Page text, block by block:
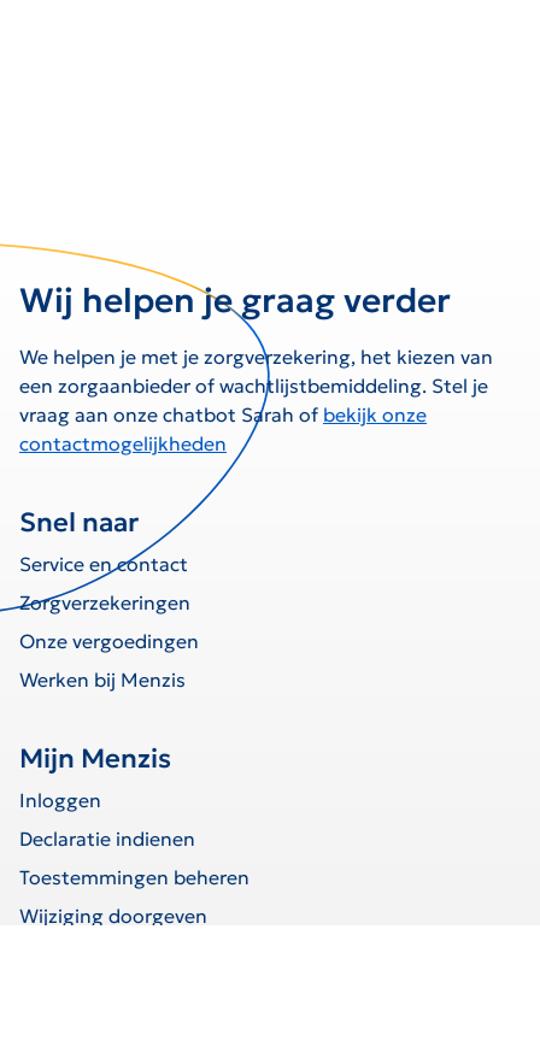
Wij helpen je graag verder
We helpen je met je zorgverzekering, het kiezen van
een zorgaanbieder of wachtlijstbemiddeling. Stel je
vraag aan onze chatbot Sarah of bekijk onze
contactmogelijkheden
Snel naar
Service en contact
Zorgverzekeringen
Onze vergoedingen
Werken bij Menzis
Mijn Menzis
Inloggen
Declaratie indienen
Toestemmingen beheren
Wijziging doorgeven